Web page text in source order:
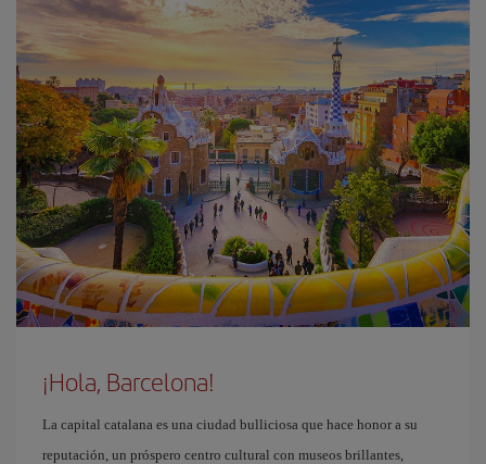
¡Hola, Barcelona!
La capital catalana es una ciudad bulliciosa que hace honor a su
reputación, un próspero centro cultural con museos brillantes,